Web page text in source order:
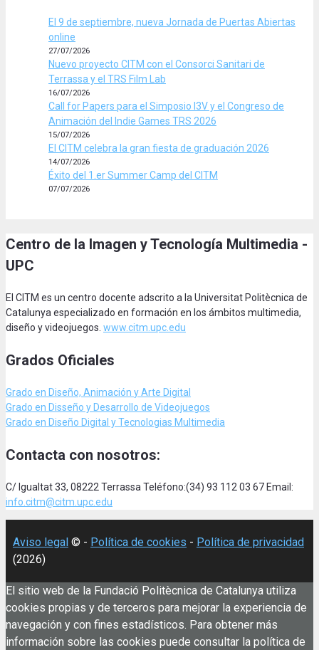
El 9 de septiembre, nueva Jornada de Puertas Abiertas
online
27/07/2026
Nuevo proyecto CITM con el Consorci Sanitari de
Terrassa y el TRS Film Lab
16/07/2026
Call for Papers para el Simposio I3V y el Congreso de
Animación del Indie Games TRS 2026
15/07/2026
El CITM celebra la gran fiesta de graduación 2026
14/07/2026
Éxito del 1.er Summer Camp del CITM
07/07/2026
Centro de la Imagen y Tecnología Multimedia -
UPC
El CITM es un centro docente adscrito a la Universitat Politècnica de
Catalunya especializado en formación en los ámbitos multimedia,
diseño y videojuegos. www.citm.upc.edu
Grados Oficiales
Grado en Diseño, Animación y Arte Digital
Grado en Disseño y Desarrollo de Videojuegos
Grado en Diseño Digital y Tecnologias Multimedia
Contacta con nosotros:
C/ Igualtat 33, 08222 Terrassa Teléfono:(34) 93 112 03 67 Email:
info.citm@citm.upc.edu
Aviso legal © - Política de cookies - Política de privacidad
(2026)
El sitio web de la Fundació Politècnica de Catalunya utiliza
cookies propias y de terceros para mejorar la experiencia de
navegación y con fines estadísticos. Para obtener más
información sobre las cookies puede consultar la política de